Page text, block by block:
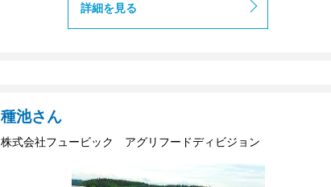
詳細を見る
種池さん
株式会社フュービック アグリフードディビジョン